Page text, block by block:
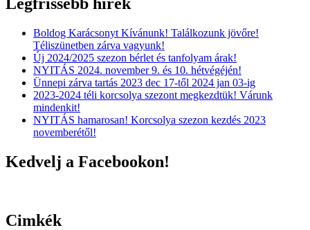
Boldog Karácsonyt Kívánunk! Találkozunk jövőre!
Téliszünetben zárva vagyunk!
Új 2024/2025 szezon bérlet és tanfolyam árak!
NYITÁS 2024. november 9. és 10. hétvégéjén!
Ünnepi zárva tartás 2023 dec 17-től 2024 jan 03-ig
2023-2024 téli korcsolya szezont megkezdtük! Várunk
mindenkit!
NYITÁS hamarosan! Korcsolya szezon kezdés 2023
novemberétől!
Kedvelj a Facebookon!
Cimkék